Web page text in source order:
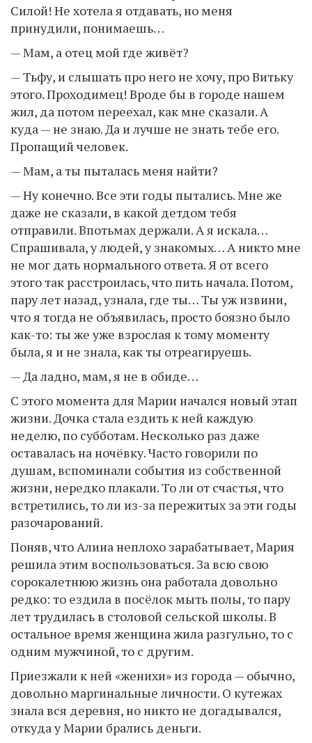
Силой! Не хотела я отдавать, но меня
принудили, понимаешь…
— Мам, а отец мой где живёт?
— Тьфу, и слышать про него не хочу, про Витьку
этого. Проходимец! Вроде бы в городе нашем
жил, да потом переехал, как мне сказали. А
куда — не знаю. Да и лучше не знать тебе его.
Пропащий человек.
— Мам, а ты пыталась меня найти?
— Ну конечно. Все эти годы пытались. Мне же
даже не сказали, в какой детдом тебя
отправили. Впотьмах держали. А я искала…
Спрашивала, у людей, у знакомых… А никто мне
не мог дать нормального ответа. Я от всего
этого так расстроилась, что пить начала. Потом,
пару лет назад, узнала, где ты… Ты уж извини,
что я тогда не объявилась, просто боязно было
как-то: ты же уже взрослая к тому моменту
была, я и не знала, как ты отреагируешь.
— Да ладно, мам, я не в обиде…
С этого момента для Марии начался новый этап
жизни. Дочка стала ездить к ней каждую
неделю, по субботам. Несколько раз даже
оставалась на ночёвку. Часто говорили по
душам, вспоминали события из собственной
жизни, нередко плакали. То ли от счастья, что
встретились, то ли из-за пережитых за эти годы
разочарований.
Поняв, что Алина неплохо зарабатывает, Мария
решила этим воспользоваться. За всю свою
сорокалетнюю жизнь она работала довольно
редко: то ездила в посёлок мыть полы, то пару
лет трудилась в столовой сельской школы. В
остальное время женщина жила разгульно, то с
одним мужчиной, то с другим.
Приезжали к ней «женихи» из города — обычно,
довольно маргинальные личности. О кутежах
знала вся деревня, но никто не догадывался,
откуда у Марии брались деньги.